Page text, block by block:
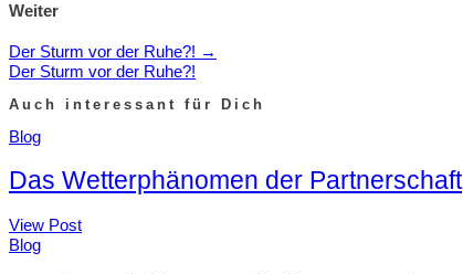
Weiter
Der Sturm vor der Ruhe?! →
Der Sturm vor der Ruhe?!
Auch interessant für Dich
Blog
Das Wetterphänomen der Partnerschaft
View Post
Blog